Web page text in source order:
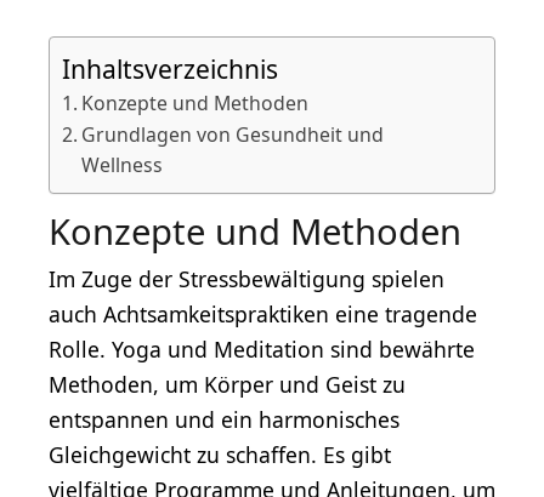
Inhaltsverzeichnis
Konzepte und Methoden
Grundlagen von Gesundheit und
Wellness
Konzepte und Methoden
Im Zuge der Stressbewältigung spielen
auch Achtsamkeitspraktiken eine tragende
Rolle. Yoga und Meditation sind bewährte
Methoden, um Körper und Geist zu
entspannen und ein harmonisches
Gleichgewicht zu schaffen. Es gibt
vielfältige Programme und Anleitungen, um